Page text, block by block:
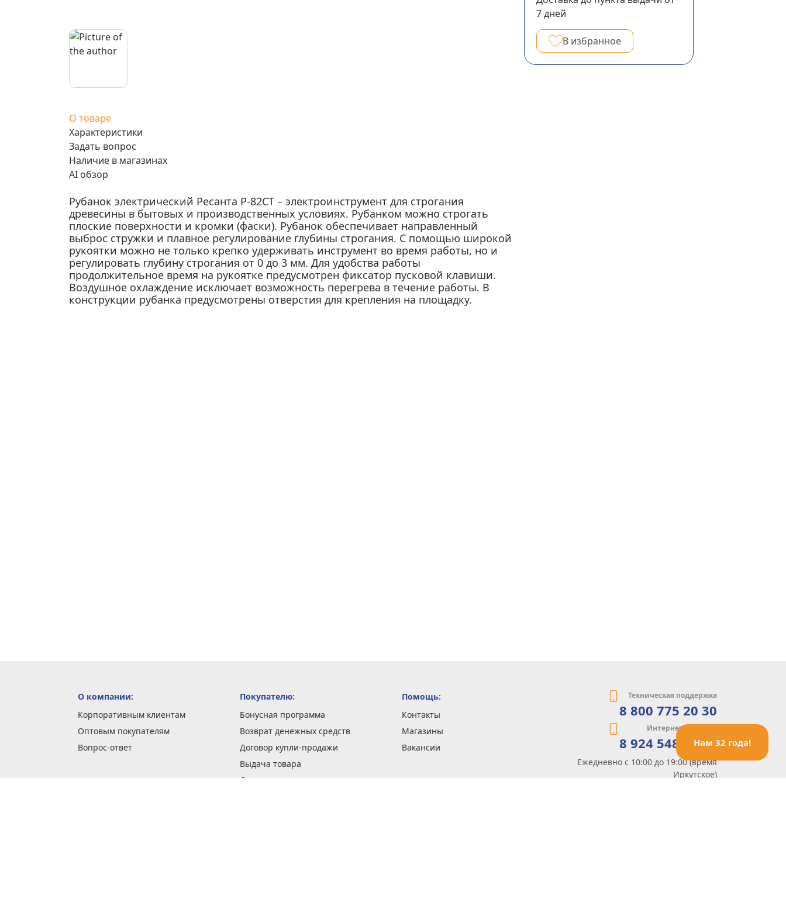
Нам 32 года!
7дней
В избранное
О товаре
Характеристики
Задать вопрос
Наличие в магазинах
AI обзор
Рубанок электрический Ресанта Р-82СТ – электроинструмент для строгания
древесины в бытовых и производственных условиях. Рубанком можно строгать
плоские поверхности и кромки (фаски). Рубанок обеспечивает направленный
выброс стружки и плавное регулирование глубины строгания. С помощью широкой
рукоятки можно не только крепко удерживать инструмент во время работы, но и
регулировать глубину строгания от 0 до 3 мм. Для удобства работы
продолжительное время на рукоятке предусмотрен фиксатор пусковой клавиши.
Воздушное охлаждение исключает возможность перегрева в течение работы. В
конструкции рубанка предусмотрены отверстия для крепления на площадку.
О компании:
Корпоративным клиентам
Оптовым покупателям
Вопрос-ответ
Покупателю:
Бонусная программа
Возврат денежных средств
Договор купли-продажи
Выдача товара
Доставка заказов
Помощь:
Контакты
Магазины
Вакансии
Техническая поддержка
8 800 775 20 30
Интернет-магазин
8 924 548 85 07
Ежедневно с 10:00 до 19:00 (время
Иркутское)